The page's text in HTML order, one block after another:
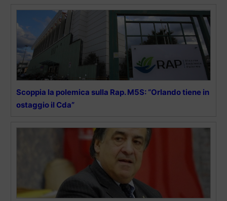
Scoppia la polemica sulla Rap. M5S: “Orlando tiene in
ostaggio il Cda”